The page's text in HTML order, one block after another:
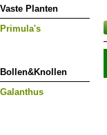
Vaste Planten
Primula's
Bollen&Knollen
Galanthus